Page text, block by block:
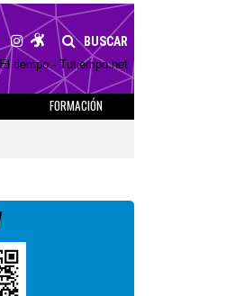
BUSCAR
El tiempo - Tutiempo.net
FORMACIÓN